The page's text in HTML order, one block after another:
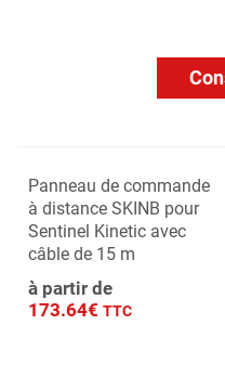
Panneau de commande
à distance SKINB pour
Sentinel Kinetic avec
câble de 15 m
à partir de
173.64€ TTC